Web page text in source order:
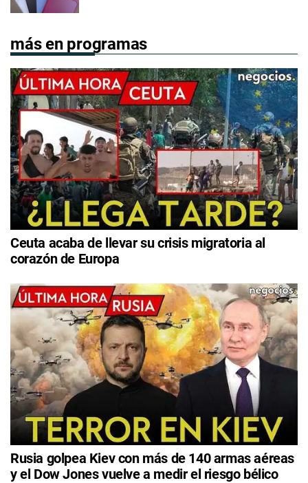
más en programas
Ceuta acaba de llevar su crisis migratoria al
corazón de Europa
Rusia golpea Kiev con más de 140 armas aéreas
y el Dow Jones vuelve a medir el riesgo bélico